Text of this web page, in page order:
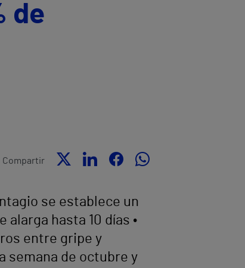
de
Compartir
se establece un
hasta 10 días •
entre gripe y
semana de octubre y